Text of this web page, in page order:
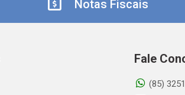
Notas Fiscais
Fale
(85)